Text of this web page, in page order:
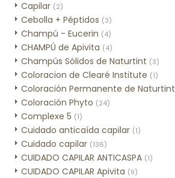
Capilar (2)
Cebolla + Péptidos (3)
Champú - Eucerin (4)
CHAMPÚ de Apivita (4)
Champús Sólidos de Naturtint (3)
Coloracion de Clearé Institute (1)
Coloración Permanente de Naturtint
Coloración Phyto (24)
Complexe 5 (1)
Cuidado anticaída capilar (1)
Cuidado capilar (136)
CUIDADO CAPILAR ANTICASPA (1)
CUIDADO CAPILAR Apivita (9)